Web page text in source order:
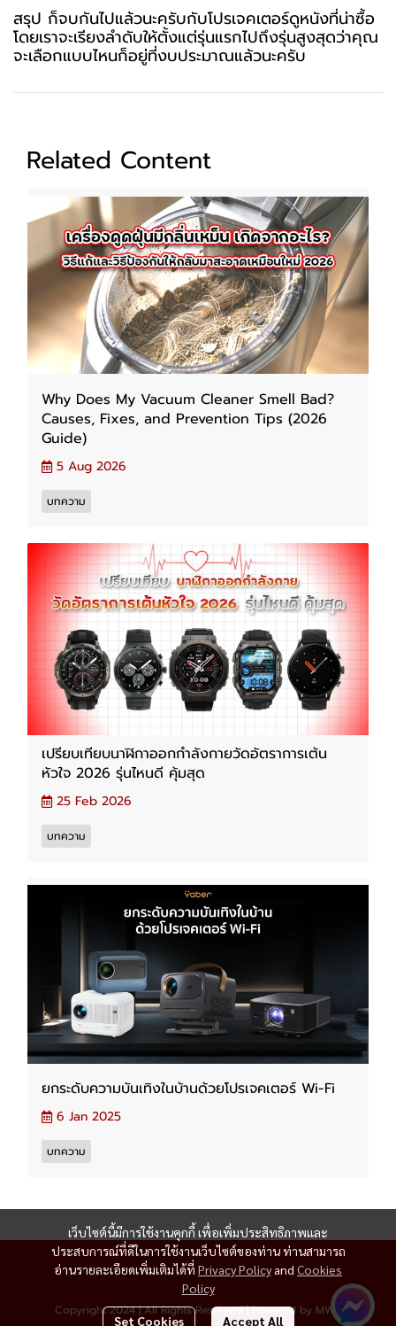
สรุป ก็จบกันไปแล้วนะครับกับโปรเจคเตอร์ดูหนังที่น่าซื้อ
โดยเราจะเรียงลำดับให้ตั้งแต่รุ่นแรกไปถึงรุ่นสูงสุดว่าคุณ
จะเลือกแบบไหนก็อยู่ที่งบประมาณแล้วนะครับ
Related Content
Why Does My Vacuum Cleaner Smell Bad?
Causes, Fixes, and Prevention Tips (2026
Guide)
5 Aug 2026
บทความ
เปรียบเทียบนาฬิกาออกกำลังกายวัดอัตราการเต้น
หัวใจ 2026 รุ่นไหนดี คุ้มสุด
25 Feb 2026
บทความ
ยกระดับความบันเทิงในบ้านด้วยโปรเจคเตอร์ Wi-Fi
6 Jan 2025
บทความ
เว็บไซต์นี้มีการใช้งานคุกกี้ เพื่อเพิ่มประสิทธิภาพและ
ประสบการณ์ที่ดีในการใช้งานเว็บไซต์ของท่าน ท่านสามารถ
อ่านรายละเอียดเพิ่มเติมได้ที่ Privacy Policy and Cookies
Policy
Set Cookies Accept All
Copyright 2024 | All Rights Reserved | Powered by MWE